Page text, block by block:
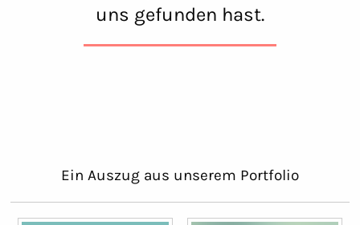
uns gefunden hast.
Ein Auszug aus unserem Portfolio